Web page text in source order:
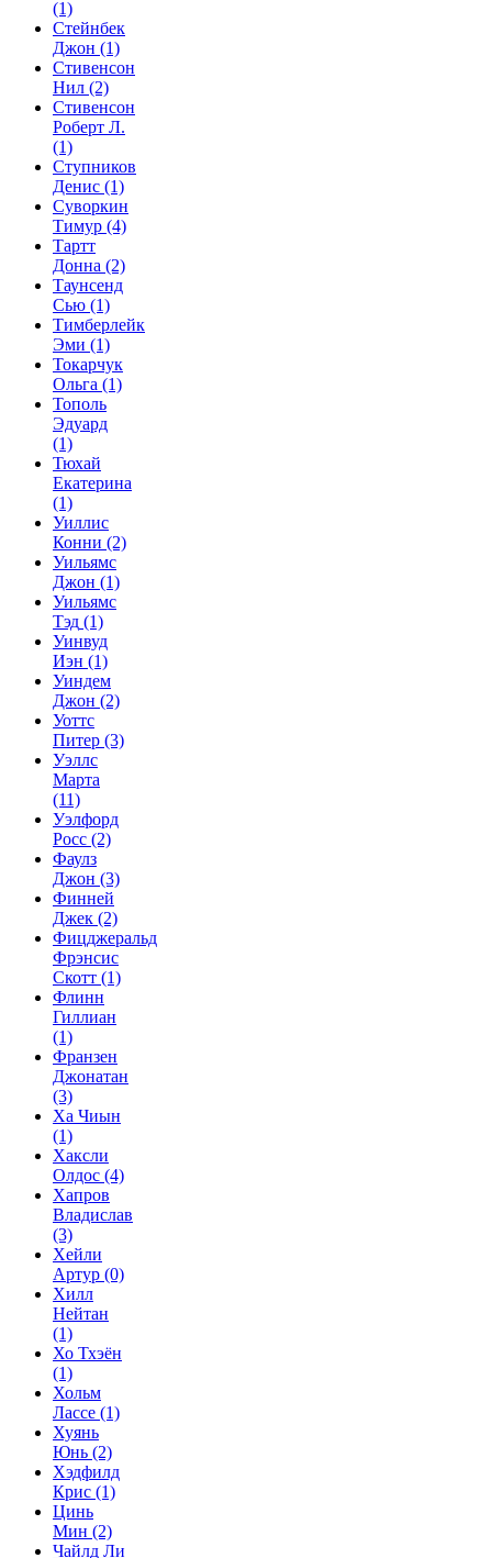
(1)
Стейнбек
Джон (1)
Стивенсон
Нил (2)
Стивенсон
Роберт Л.
(1)
Ступников
Денис (1)
Суворкин
Тимур (4)
Тартт
Донна (2)
Таунсенд
Сью (1)
Тимберлейк
Эми (1)
Токарчук
Ольга (1)
Тополь
Эдуард
(1)
Тюхай
Екатерина
(1)
Уиллис
Конни (2)
Уильямс
Джон (1)
Уильямс
Тэд (1)
Уинвуд
Иэн (1)
Уиндем
Джон (2)
Уоттс
Питер (3)
Уэллс
Марта
(11)
Уэлфорд
Росс (2)
Фаулз
Джон (3)
Финней
Джек (2)
Фицджеральд
Фрэнсис
Скотт (1)
Флинн
Гиллиан
(1)
Франзен
Джонатан
(3)
Ха Чиын
(1)
Хаксли
Олдос (4)
Хапров
Владислав
(3)
Хейли
Артур (0)
Хилл
Нейтан
(1)
Хо Тхэён
(1)
Хольм
Лассе (1)
Хуянь
Юнь (2)
Хэдфилд
Крис (1)
Цинь
Мин (2)
Чайлд Ли